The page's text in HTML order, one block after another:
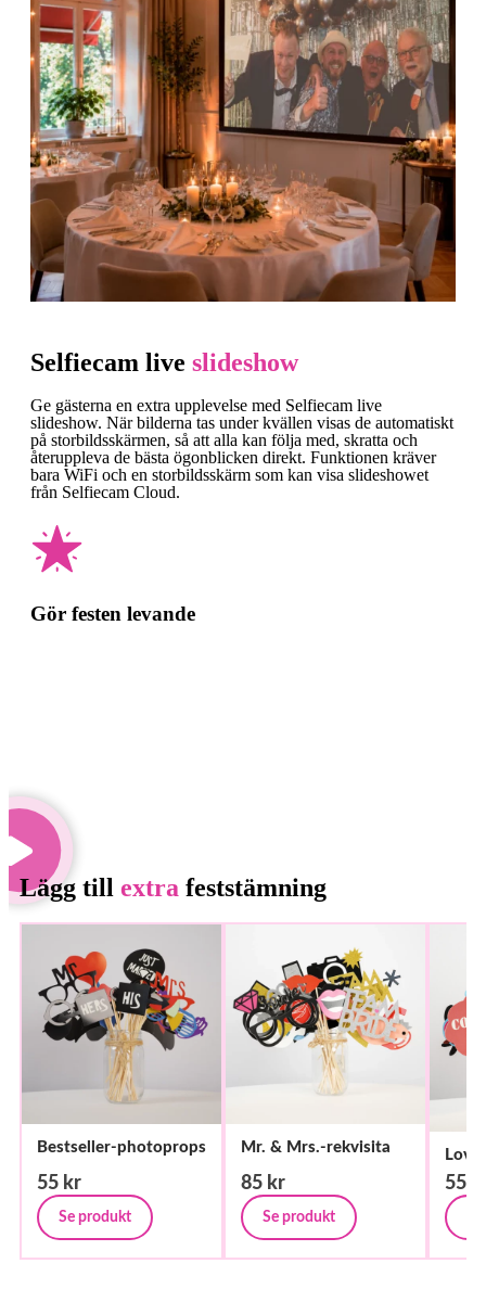
Selfiecam live slideshow
Ge gästerna en extra upplevelse med Selfiecam live
slideshow. När bilderna tas under kvällen visas de automatiskt
på storbildsskärmen, så att alla kan följa med, skratta och
återuppleva de bästa ögonblicken direkt. Funktionen kräver
bara WiFi och en storbildsskärm som kan visa slideshowet
från Selfiecam Cloud.
Gör festen levande
Lägg till extra feststämning
Bestseller-photoprops
55 kr
Se produkt
Mr. & Mrs.-rekvisita
85 kr
Se produkt
55